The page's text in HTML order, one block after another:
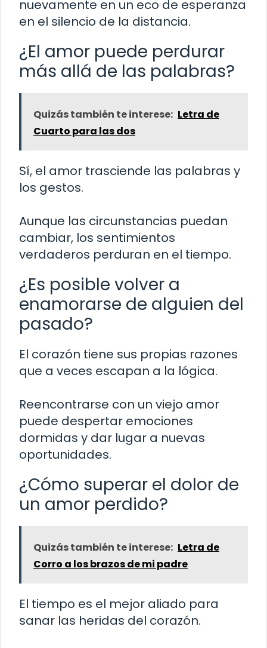
nuevamente en un eco de esperanza
en el silencio de la distancia.
¿El amor puede perdurar
más allá de las palabras?
Quizás también te interese: Letra de
Cuarto para las dos
Sí, el amor trasciende las palabras y
los gestos.
Aunque las circunstancias puedan
cambiar, los sentimientos
verdaderos perduran en el tiempo.
¿Es posible volver a
enamorarse de alguien del
pasado?
El corazón tiene sus propias razones
que a veces escapan a la lógica.
Reencontrarse con un viejo amor
puede despertar emociones
dormidas y dar lugar a nuevas
oportunidades.
¿Cómo superar el dolor de
un amor perdido?
Quizás también te interese: Letra de
Corro a los brazos de mi padre
El tiempo es el mejor aliado para
sanar las heridas del corazón.